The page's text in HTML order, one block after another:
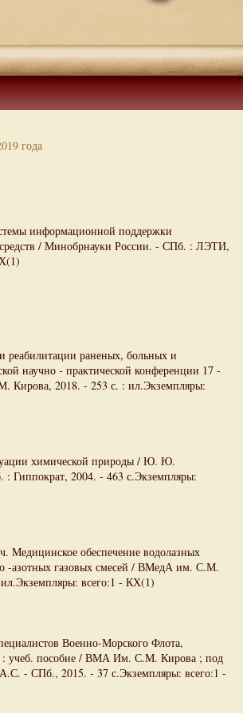
года
информационной поддержки
средств / Минобрнауки России. - СПб. : ЛЭТИ,
реабилитации раненых, больных и
научно - практической конференции 17 -
2018. - 253 с. : ил.Экземпляры:
химической природы / Ю. Ю.
2004. - 463 с.Экземпляры:
Медицинское обеспечение водолазных
-азотных газовых смесей / ВМедА им. С.М.
всего:1 - КХ(1)
Военно-Морского Флота,
: учеб. пособие / ВМА Им. С.М. Кирова ; под
- СПб., 2015. - 37 с.Экземпляры: всего:1 -